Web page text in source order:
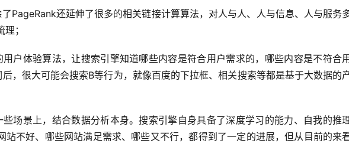
PageRank还延伸了很多的相关链接计算算法，对人与人、人与信息、人与服务
；
户体验算法，让搜索引擎知道哪些内容是符合用户需求的，哪些内容是不符合用
，很大可能会搜索B等行为，就像百度的下拉框、相关搜索等都是基于大数据的
场景上，结合数据分析本身。搜索引擎自身具备了深度学习的能力、自我的推
站不好、哪些网站满足需求、哪些又不行，都得到了一定的进展，但从目前的来